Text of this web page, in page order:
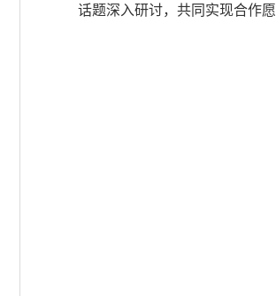
话题深入研讨，共同实现合作愿